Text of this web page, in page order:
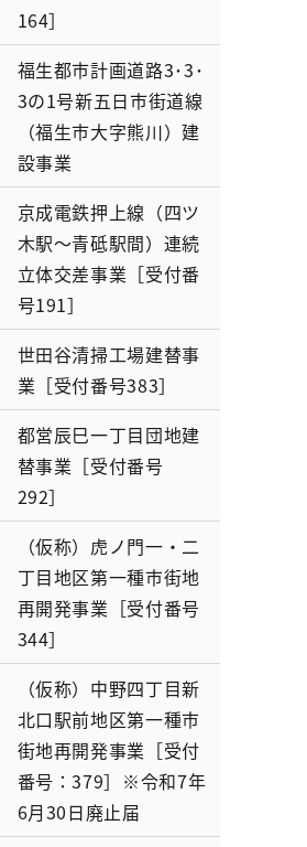
164］
福生都市計画道路3･3･
3の1号新五日市街道線
（福生市大字熊川）建
設事業
京成電鉄押上線（四ツ
木駅～青砥駅間）連続
立体交差事業［受付番
号191］
世田谷清掃工場建替事
業［受付番号383］
都営辰巳一丁目団地建
替事業［受付番号
292］
（仮称）虎ノ門一・二
丁目地区第一種市街地
再開発事業［受付番号
344］
（仮称）中野四丁目新
北口駅前地区第一種市
街地再開発事業［受付
番号：379］※令和7年
6月30日廃止届